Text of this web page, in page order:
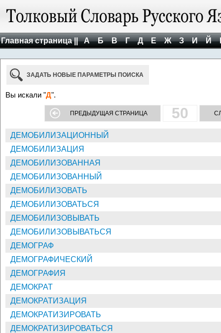
Главная страница || А Б В Г Д Е Ж З И Й
ЗАДАТЬ НОВЫЕ ПАРАМЕТРЫ ПОИСКА
Вы искали "Д".
ПРЕДЫДУЩАЯ СТРАНИЦА 50
ДЕМОБИЛИЗАЦИОННЫЙ
ДЕМОБИЛИЗАЦИЯ
ДЕМОБИЛИЗОВАННАЯ
ДЕМОБИЛИЗОВАННЫЙ
ДЕМОБИЛИЗОВАТЬ
ДЕМОБИЛИЗОВАТЬСЯ
ДЕМОБИЛИЗОВЫВАТЬ
ДЕМОБИЛИЗОВЫВАТЬСЯ
ДЕМОГРАФ
ДЕМОГРАФИЧЕСКИЙ
ДЕМОГРАФИЯ
ДЕМОКРАТ
ДЕМОКРАТИЗАЦИЯ
ДЕМОКРАТИЗИРОВАТЬ
ДЕМОКРАТИЗИРОВАТЬСЯ